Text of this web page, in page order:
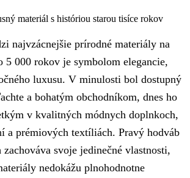
materiál s históriou starou tisíce rokov
najvzácnejšie prírodné materiály na
5 000 rokov je symbolom elegancie,
luxusu. V minulosti bol dostupný
a bohatým obchodníkom, dnes ho
v kvalitných módnych doplnkoch,
a prémiových textíliách. Pravý hodváb
svoje jedinečné vlastnosti,
nedokážu plnohodnotne